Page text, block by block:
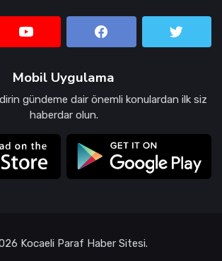
Mobil Uygulama
gündeme dair önemli konulardan ilk siz
haberdar olun.
Kocaeli Paraf Haber Sitesi.